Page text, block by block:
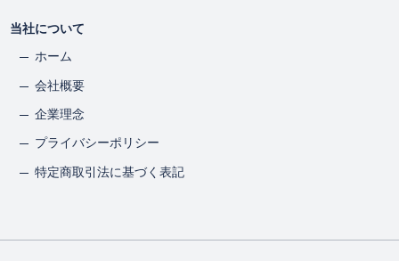
当社について
ホーム
会社概要
企業理念
プライバシーポリシー
特定商取引法に基づく表記